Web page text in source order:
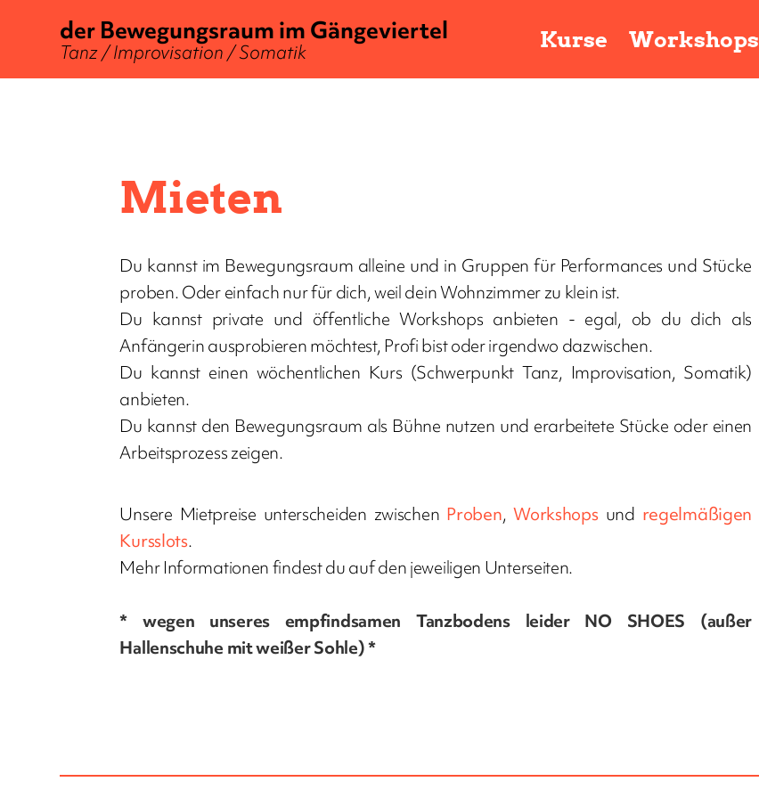
der Bewegungsraum im Gängeviertel
Tanz / Improvisation / Somatik
Kurse Workshops
Mieten
Du kannst im Bewegungsraum alleine und in Gruppen für Performances und Stücke
proben. Oder einfach nur für dich, weil dein Wohnzimmer zu klein ist.
Du kannst private und öffentliche Workshops anbieten - egal, ob du dich als
Anfängerin ausprobieren möchtest, Profi bist oder irgendwo dazwischen.
Du kannst einen wöchentlichen Kurs (Schwerpunkt Tanz, Improvisation, Somatik)
anbieten.
Du kannst den Bewegungsraum als Bühne nutzen und erarbeitete Stücke oder einen
Arbeitsprozess zeigen.
Unsere Mietpreise unterscheiden zwischen Proben,Workshopsund regelmäßigen
Kursslots.
Mehr Informationen findest du auf den jeweiligen Unterseiten.
* wegen unseres empfindsamen Tanzbodens leider NO SHOES (außer
Hallenschuhe mit weißer Sohle) *